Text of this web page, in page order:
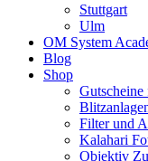
Stuttgart
Ulm
OM System
Blog
Shop
Filter und
Kalahari
Objektiv